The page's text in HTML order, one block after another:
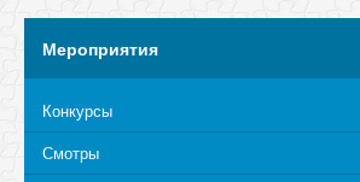
Мероприятия
Конкурсы
Смотры